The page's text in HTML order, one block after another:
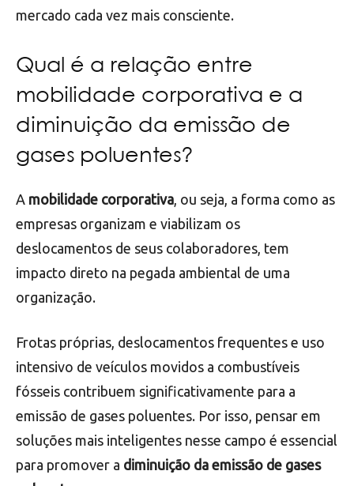
mercado cada vez mais consciente.
Qual é a relação entre
mobilidade corporativa e a
diminuição da emissão de
gases poluentes?
A mobilidade corporativa, ou seja, a forma como as
empresas organizam e viabilizam os
deslocamentos de seus colaboradores, tem
impacto direto na pegada ambiental de uma
organização.
Frotas próprias, deslocamentos frequentes e uso
intensivo de veículos movidos a combustíveis
fósseis contribuem significativamente para a
emissão de gases poluentes. Por isso, pensar em
soluções mais inteligentes nesse campo é essencial
para promover a diminuição da emissão de gases